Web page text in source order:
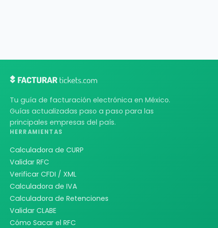
Tu guía de facturación electrónica en México.
Guías actualizadas paso a paso para las
principales empresas del país.
HERRAMIENTAS
Calculadora de CURP
Validar RFC
Verificar CFDI / XML
Calculadora de IVA
Calculadora de Retenciones
Validar CLABE
Cómo Sacar el RFC